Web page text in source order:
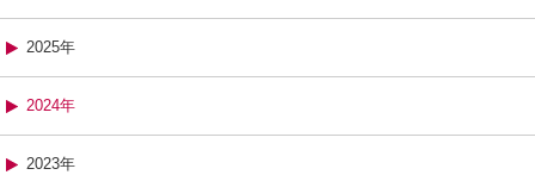
2025年
2024年
2023年